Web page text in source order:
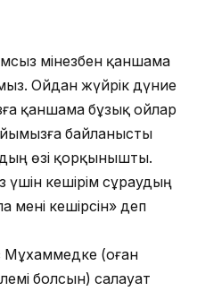
мінезбен қаншама
Ойдан жүйрік дүние
қаншама бұзық ойлар
байланысты
өзі қорқынышты.
үшін кешірім сұраудың
мені кешірсін» деп
(оған
болсын) салауат